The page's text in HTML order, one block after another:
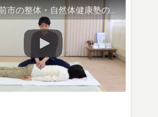
福井県越前市の整体・自然体健康塾の整体の様子（1）背骨の観察／骨盤他